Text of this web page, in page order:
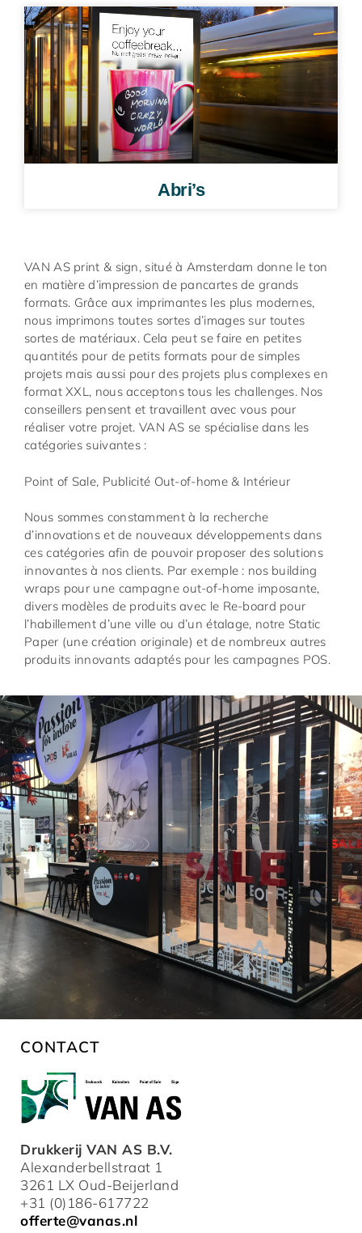
Abri’s
VAN AS print & sign, situé à Amsterdam donne le ton
en matière d’impression de pancartes de grands
formats. Grâce aux imprimantes les plus modernes,
nous imprimons toutes sortes d’images sur toutes
sortes de matériaux. Cela peut se faire en petites
quantités pour de petits formats pour de simples
projets mais aussi pour des projets plus complexes en
format XXL, nous acceptons tous les challenges. Nos
conseillers pensent et travaillent avec vous pour
réaliser votre projet. VAN AS se spécialise dans les
catégories suivantes :
Point of Sale, Publicité Out-of-home & Intérieur
Nous sommes constamment à la recherche
d’innovations et de nouveaux développements dans
ces catégories afin de pouvoir proposer des solutions
innovantes à nos clients. Par exemple : nos building
wraps pour une campagne out-of-home imposante,
divers modèles de produits avec le Re-board pour
l’habillement d’une ville ou d’un étalage, notre Static
Paper (une création originale) et de nombreux autres
produits innovants adaptés pour les campagnes POS.
CONTACT
Drukkerij VAN AS B.V.
Alexanderbellstraat 1
3261 LX Oud-Beijerland
+31 (0)186-617722
offerte@vanas.nl